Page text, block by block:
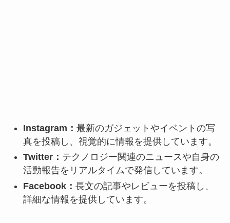
Instagram： 最新のガジェットやイベントの写
真を投稿し、視覚的に情報を提供しています。
Twitter： テクノロジー関連のニュースや自身の
活動報告をリアルタイムで発信しています。
Facebook： 長文の記事やレビューを投稿し、
詳細な情報を提供しています。